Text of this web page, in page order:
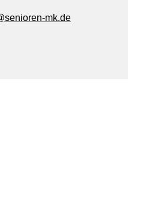
senioren-mk.de